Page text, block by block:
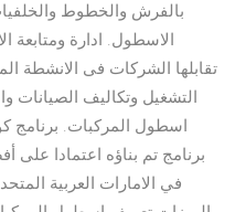
بالفرش والخطوط
الاسطول. ادارة ومتابعة
تقابلها الشركات فى الانشطة
التشغيل وتكاليف الصيانات
اسطول المركبات. برنامج
برنامج تم بناؤه اعتمادا على
في الامارات العربية